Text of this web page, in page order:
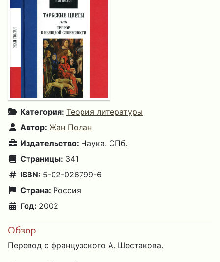
Категория: Теория литературы
Автор: Жан Полан
Издательство: Наука. СПб.
Страницы: 341
ISBN: 5-02-026799-6
Страна: Россия
Год: 2002
Обзор
Перевод с французского А. Шестакова.